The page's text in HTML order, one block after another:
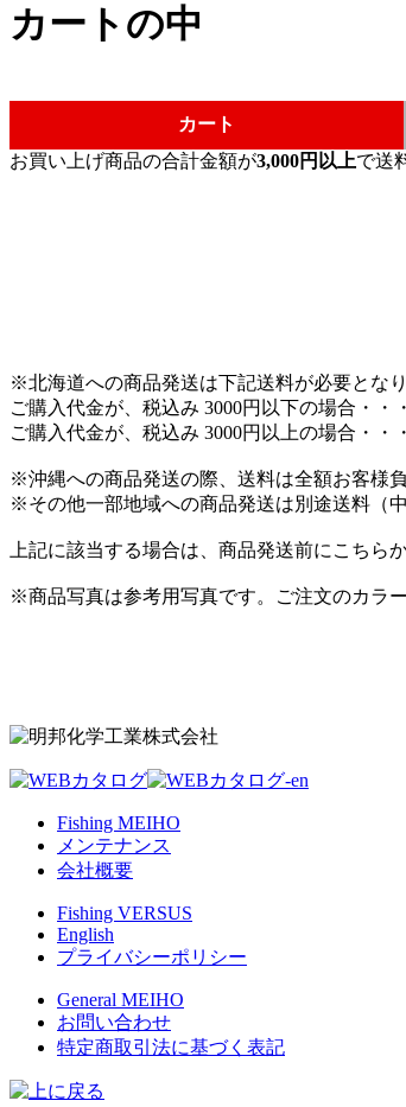
カートの中
カート
お買い上げ商品の合計金額が3,000円以上で送
※北海道への商品発送は下記送料が必要となり
ご購入代金が、税込み 3000円以下の場合・・
ご購入代金が、税込み 3000円以上の場合・・
※沖縄への商品発送の際、送料は全額お客様負
※その他一部地域への商品発送は別途送料（
上記に該当する場合は、商品発送前にこちら
※商品写真は参考用写真です。ご注文のカラ
Fishing MEIHO
メンテナンス
会社概要
Fishing VERSUS
English
プライバシーポリシー
General MEIHO
お問い合わせ
特定商取引法に基づく表記